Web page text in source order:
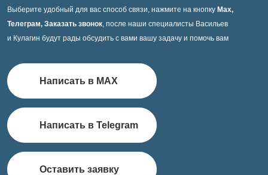
Выберите удобный для вас способ связи, нажмите на кнопку Max,
Телеграм, Заказать звонок, после наши специалисты Васильев
и Кулагин будут рады обсудить с вами вашу задачу и помочь вам
Написать в MAX
Написать в Telegram
Оставить заявку